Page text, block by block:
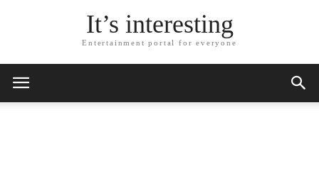
It’s interesting
Entertainment portal for everyone